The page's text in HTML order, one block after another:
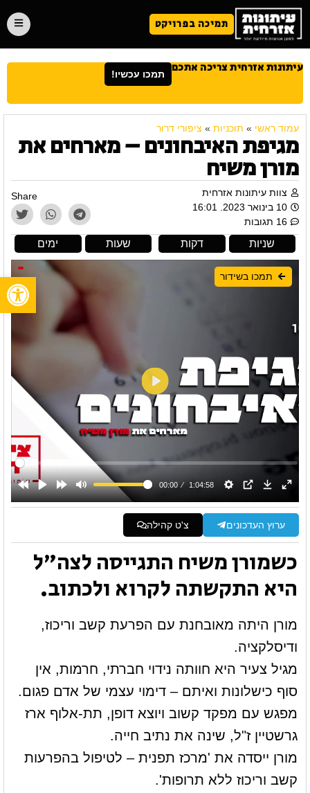
תמיכה בפרויקט
עיתונות אזרחית צריכה אתכם תמכו עכשיו!
עמוד ראשי » תוכניות » ציפורי דרור
מגיפת האיבחונים – מארחים את
מורן משיח
צוות עיתונות אזרחית
10 בינואר 2023. 16:01
16 תגובות
Share
ימים שעות דקות שניות
תמכו בשידור
ערוץ העדכונים צ'ט קהילה
כשמורן משיח התגייסה לצה"ל
היא התקשתה לקרוא ולכתוב.
מורן היתה מאובחנת עם הפרעת קשב וריכוז,
ודיסלקציה.
מגיל צעיר היא חוותה נידוי חברתי, חרמות, אין
סוף כישלונות ואיתם – דימוי עצמי של אדם פגום.
מפגש עם מפקד קשוב ויוצא דופן, תת-אלוף ארז
גרשטיין ז"ל, שינה את נתיב חייה.
מורן ייסדה את 'מרכז תפנית – לטיפול בהפרעות
קשב וריכוז ללא תרופות'.